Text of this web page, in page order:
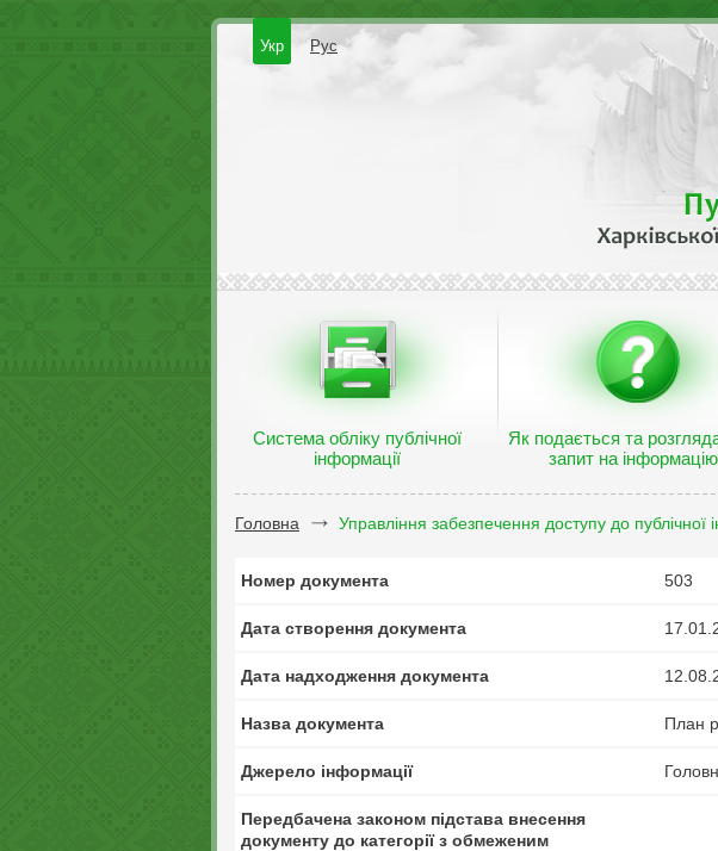
Укр Рус
Система обліку публічної
інформації
Як подається та
запит на
Головна Управління забезпечення доступу до публічної
Номер документа 503
Дата створення документа
Дата надходження документа
Назва документа План
Джерело інформації
Передбачена законом підстава внесення
документу до категорії з обмеженим